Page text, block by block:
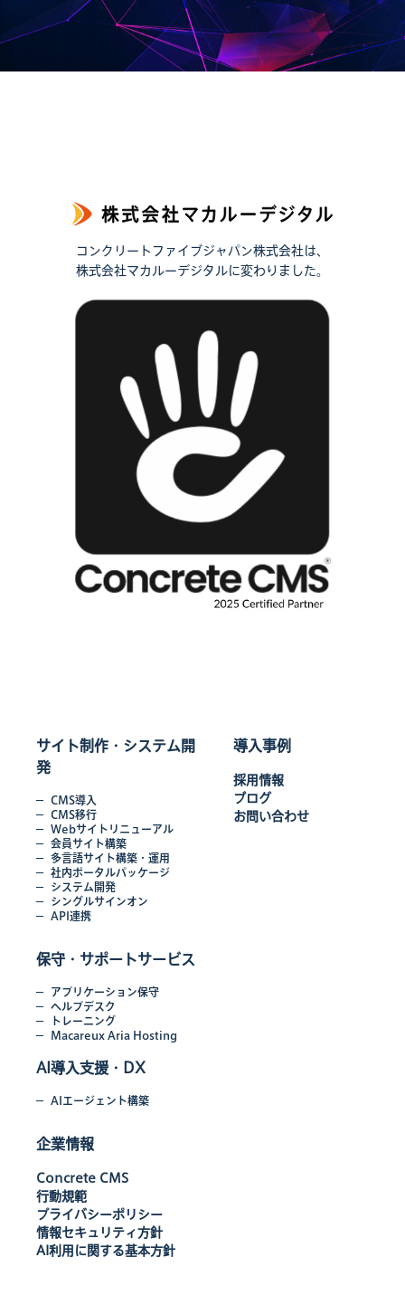
コンクリートファイブジャパン株式会社は、
株式会社マカルーデジタルに変わりました。
サイト制作・システム開
発
CMS導入
CMS移行
Webサイトリニューアル
会員サイト構築
多言語サイト構築・運用
社内ポータルパッケージ
システム開発
シングルサインオン
API連携
保守・サポートサービス
アプリケーション保守
ヘルプデスク
トレーニング
Macareux Aria Hosting
AI導入支援・DX
AIエージェント構築
企業情報
Concrete CMS
行動規範
プライバシーポリシー
情報セキュリティ方針
AI利用に関する基本方針
導入事例
採用情報
ブログ
お問い合わせ